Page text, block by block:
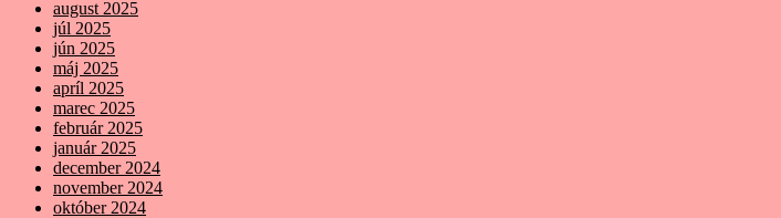
august 2025
júl 2025
jún 2025
máj 2025
apríl 2025
marec 2025
február 2025
január 2025
december 2024
november 2024
október 2024